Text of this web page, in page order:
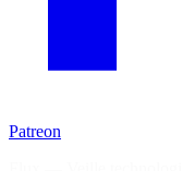
Patreon